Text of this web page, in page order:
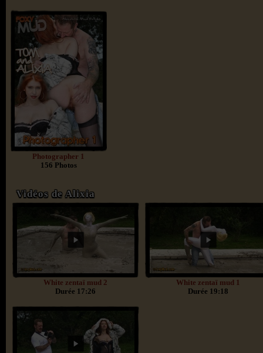
Photographer 1
156 Photos
Vidéos de Alixia
White zentaï mud 2
Durée 17:26
White zentaï mud 1
Durée 19:18